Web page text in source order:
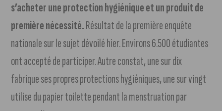
s’acheter une protection hygiénique et un produit de
première nécessité.Résultat de la première enquête
nationale sur le sujet dévoilé hier. Environs 6.500 étudiantes
ont accepté de participer. Autre constat, une sur dix
fabrique ses propres protections hygiéniques, une sur vingt
utilise du papier toilette pendant la menstruation par